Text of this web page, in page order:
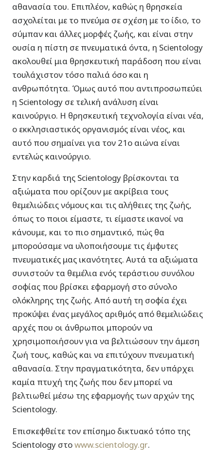
αθανασία του. Επιπλέον, καθώς η θρησκεία
ασχολείται με το πνεύμα σε σχέση με το ίδιο, το
σύμπαν και άλλες μορφές ζωής, και είναι στην
ουσία η πίστη σε πνευματικά όντα, η Scientology
ακολουθεί μια θρησκευτική παράδοση που είναι
τουλάχιστον τόσο παλιά όσο και η
ανθρωπότητα. Όμως αυτό που αντιπροσωπεύει
η Scientology σε τελική ανάλυση είναι
καινούργιο. Η θρησκευτική τεχνολογία είναι νέα,
ο εκκλησιαστικός οργανισμός είναι νέος, και
αυτό που σημαίνει για τον 21ο αιώνα είναι
εντελώς καινούργιο.
Στην καρδιά της Scientology βρίσκονται τα
αξιώματα που ορίζουν με ακρίβεια τους
θεμελιώδεις νόμους και τις αλήθειες της ζωής,
όπως το ποιοι είμαστε, τι είμαστε ικανοί να
κάνουμε, και το πιο σημαντικό, πώς θα
μπορούσαμε να υλοποιήσουμε τις έμφυτες
πνευματικές μας ικανότητες. Αυτά τα αξιώματα
συνιστούν τα θεμέλια ενός τεράστιου συνόλου
σοφίας που βρίσκει εφαρμογή στο σύνολο
ολόκληρης της ζωής. Από αυτή τη σοφία έχει
προκύψει ένας μεγάλος αριθμός από θεμελιώδεις
αρχές που οι άνθρωποι μπορούν να
χρησιμοποιήσουν για να βελτιώσουν την άμεση
ζωή τους, καθώς και να επιτύχουν πνευματική
αθανασία. Στην πραγματικότητα, δεν υπάρχει
καμία πτυχή της ζωής που δεν μπορεί να
βελτιωθεί μέσω της εφαρμογής των αρχών της
Scientology.
Επισκεφθείτε τον επίσημο δικτυακό τόπο της
Scientology στοwww.scientology.gr.